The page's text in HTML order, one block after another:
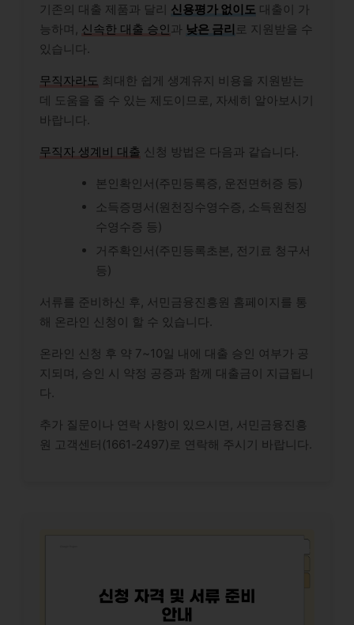
기존의 대출 제품과 달리 신용평가 없이도 대출이 가
능하며, 신속한 대출 승인과 낮은 금리 로 지원받을 수
있습니다.
무직자라도 최대한 쉽게 생계유지 비용을 지원받는
데 도움을 줄 수 있는 제도이므로, 자세히 알아보시기
바랍니다.
무직자 생계비 대출 신청 방법은 다음과 같습니다.
본인확인서(주민등록증, 운전면허증 등)
소득증명서(원천징수영수증, 소득원천징
수영수증 등)
거주확인서(주민등록초본, 전기료 청구서
등)
서류를 준비하신 후, 서민금융진흥원 홈페이지를 통
해 온라인 신청이 할 수 있습니다.
온라인 신청 후 약 7~10일 내에 대출 승인 여부가 공
지되며, 승인 시 약정 공증과 함께 대출금이 지급됩니
다.
추가 질문이나 연락 사항이 있으시면, 서민금융진흥
원 고객센터(1661-2497)로 연락해 주시기 바랍니다.